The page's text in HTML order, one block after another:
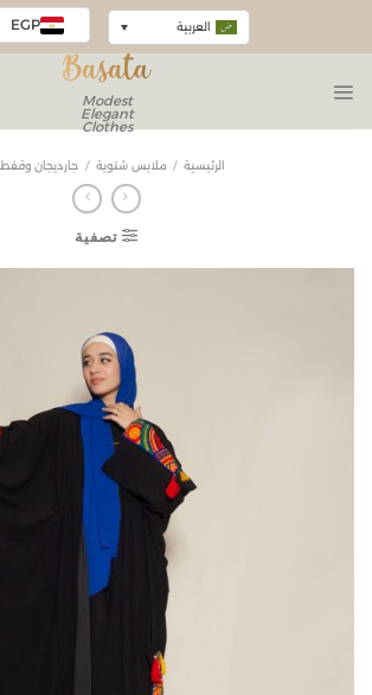
العربية EGP
Modest
Elegant
Clothes
الرئيسية / ملابس شتوية / جارديجان وقفطان
تصفية